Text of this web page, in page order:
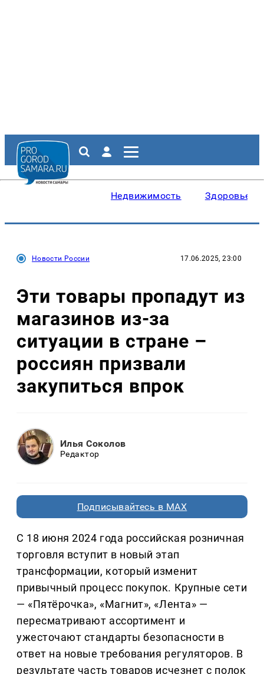
Недвижимость Здоровье
Новости России 17.06.2025, 23:00
Эти товары пропадут из
магазинов из-за
ситуации в стране –
россиян призвали
закупиться впрок
Илья Соколов
Редактор
Подписывайтесь в MAX
С 18 июня 2024 года российская розничная
торговля вступит в новый этап
трансформации, который изменит
привычный процесс покупок. Крупные сети
— «Пятёрочка», «Магнит», «Лента» —
пересматривают ассортимент и
ужесточают стандарты безопасности в
ответ на новые требования регуляторов. В
результате часть товаров исчезнет с полок